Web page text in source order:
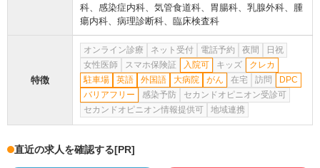
科、 感染症内科、 気管食道科、 胃腸科、 乳腺外科、 腫
瘍内科、 病理診断科、 臨床検査科
特徴
オンライン診療 ネット受付 電話予約 夜間
日祝
女性医師
スマホ保険証 入院可 キッズ
クレカ
駐車場
英語 外国語 大病院 がん 在宅 訪問
DPC
バリアフリー
感染予防
セカンドオピニオン受診可
セカンドオピニオン情報提供可
地域連携
直近の求人を確認する[PR]